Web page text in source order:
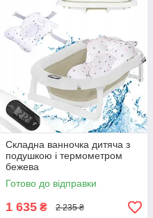
Складна ванночка дитяча з
подушкою і термометром
бежева
Готово до відправки
1 635 ₴ 2 235 ₴